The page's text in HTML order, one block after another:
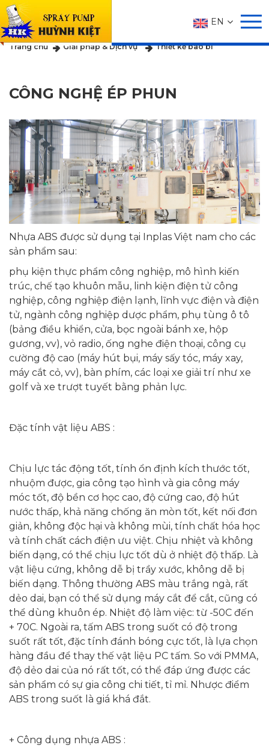
EN
GIẢI PHÁP & DỊCH VỤ
Trang chủ Giải pháp & Dịch vụ Thiết kế bao bì
CÔNG NGHỆ ÉP PHUN
Nhựa ABS được sử dụng tại Inplas Việt nam cho các
sản phẩm sau:
phụ kiện thực phẩm công nghiệp, mô hình kiến
trúc, chế tạo khuôn mẫu, linh kiện điện tử công
nghiệp, công nghiệp điện lạnh, lĩnh vực điện và điện
tử, ngành công nghiệp dược phẩm, phụ tùng ô tô
(bảng điều khiển, cửa, bọc ngoài bánh xe, hộp
gương, vv), vỏ radio, ống nghe điện thoại, công cụ
cường độ cao (máy hút bụi, máy sấy tóc, máy xay,
máy cắt cỏ, vv), bàn phím, các loại xe giải trí như xe
golf và xe trượt tuyết bằng phản lực.
Đặc tính vật liệu ABS :
Chịu lực tác động tốt, tính ổn định kích thước tốt,
nhuộm được, gia công tạo hình và gia công máy
móc tốt, độ bền cơ học cao, độ cứng cao, độ hút
nước thấp, khả năng chống ăn mòn tốt, kết nối đơn
giản, không độc hại và không mùi, tính chất hóa học
và tính chất cách điện ưu việt. Chịu nhiệt và không
biến dạng, có thể chịu lực tốt dù ở nhiệt độ thấp. Là
vật liệu cứng, không dễ bị trầy xước, không dễ bị
biến dạng. Thông thường ABS màu trắng ngà, rất
dẻo dai, bạn có thể sử dụng máy cắt để cắt, cũng có
thể dùng khuôn ép. Nhiệt độ làm việc: từ -50C đến
+ 70C. Ngoài ra, tấm ABS trong suốt có độ trong
suốt rất tốt, đặc tính đánh bóng cực tốt, là lựa chọn
hàng đầu để thay thế vật liệu PC tấm. So với PMMA,
độ dẻo dai của nó rất tốt, có thể đáp ứng được các
sản phẩm có sự gia công chi tiết, tỉ mỉ. Nhược điểm
ABS trong suốt là giá khá đắt.
+ Công dụng nhựa ABS :